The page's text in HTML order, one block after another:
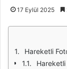
17 Eylül 2025
Hareketli
Hareketli